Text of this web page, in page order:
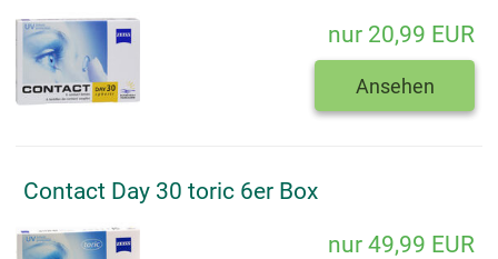
nur 20,99 EUR
Ansehen
Contact Day 30 toric 6er Box
nur 49,99 EUR